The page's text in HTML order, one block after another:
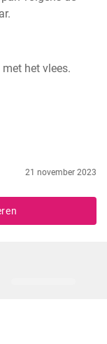
het vlees.
21 november 2023